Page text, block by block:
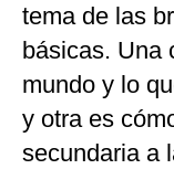
tema de las
básicas. Una
mundo y lo
y otra es
secundaria a